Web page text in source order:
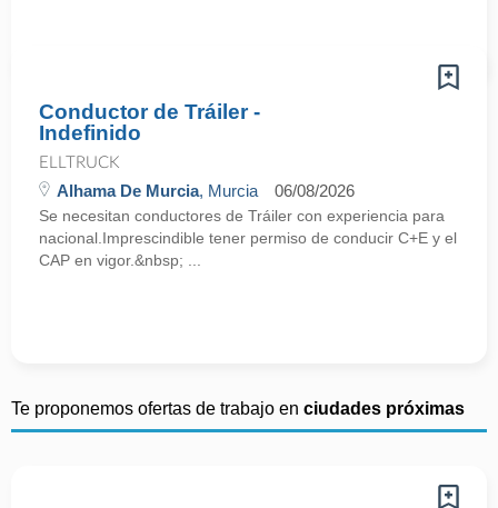
Conductor de Tráiler -
Indefinido
ELLTRUCK
Alhama De Murcia, Murcia 06/08/2026
Se necesitan conductores de Tráiler con experiencia para
nacional.Imprescindible tener permiso de conducir C+E y el
CAP en vigor.&nbsp; ...
Te proponemos ofertas de trabajo en ciudades próximas